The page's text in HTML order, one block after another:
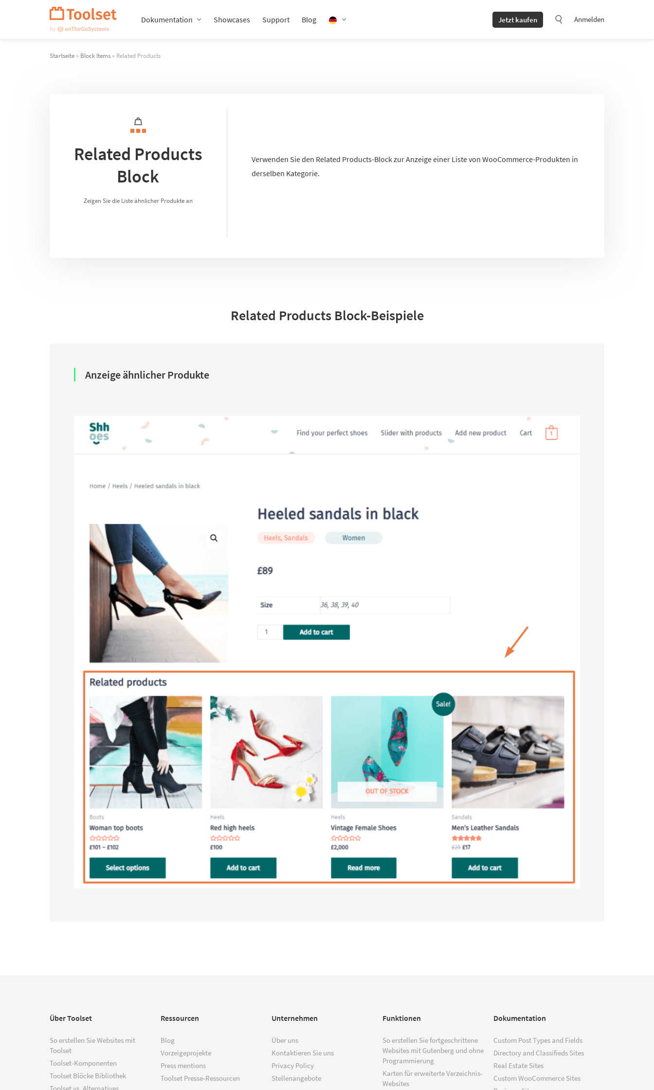
Dokumentation Showcases Support Blog Jetzt kaufen Anmelden
Startseite » Block Items » Related Products
Related Products
Block
Zeigen Sie die Liste ähnlicher Produkte an
Verwenden Sie den Related Products-Block zur Anzeige einer Liste von WooCommerce-Produkten in
derselben Kategorie.
Related Products Block-Beispiele
Anzeige ähnlicher Produkte
Über Toolset
So erstellen Sie Websites mit
Toolset
Toolset-Komponenten
Toolset Blöcke Bibliothek
Ressourcen
Blog
Vorzeigeprojekte
Press mentions
Toolset Presse-Ressourcen
Unternehmen
Über uns
Kontaktieren Sie uns
Privacy Policy
Stellenangebote
Funktionen
So erstellen Sie fortgeschrittene
Websites mit Gutenberg und ohne
Programmierung
Karten für erweiterte Verzeichnis-
Websites
Dokumentation
Custom Post Types and Fields
Directory and Classifieds Sites
Real Estate Sites
Custom WooCommerce Sites